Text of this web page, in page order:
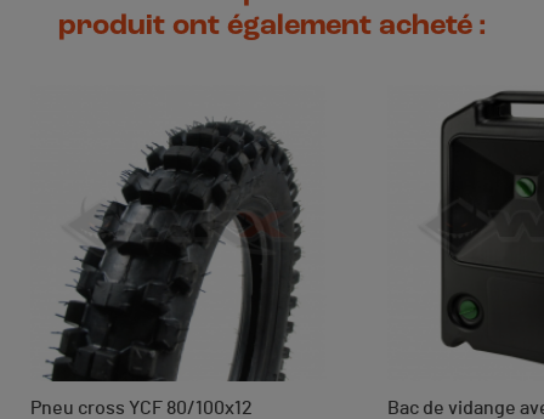
produit ont également acheté :
Pneu cross YCF 80/100x12
Bac de vidange